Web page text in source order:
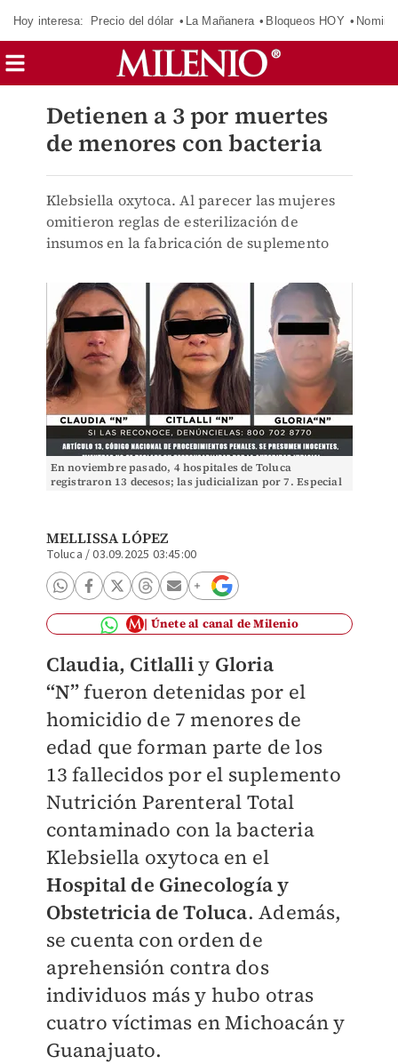
Hoy interesa: Precio del dólar La Mañanera Bloqueos HOY
Detienen a 3 por muertes
de menores con bacteria
Klebsiella oxytoca. Al parecer las mujeres
omitieron reglas de esterilización de
insumos en la fabricación de suplemento
En noviembre pasado, 4 hospitales de Toluca
registraron 13 decesos; las judicializan por 7. Especial
MELLISSA LÓPEZ
Toluca /03.09.2025 03:45:00
Únete al canal de Milenio
Claudia, Citlalliy Gloria
“N”fueron detenidas por el
homicidio de 7 menores de
edad que forman parte de los
13 fallecidos por el suplemento
Nutrición Parenteral Total
contaminado con la bacteria
Klebsiella oxytoca en el
Hospital de Ginecología y
Obstetricia de Toluca. Además,
se cuenta con orden de
aprehensión contra dos
individuos más y hubo otras
cuatro víctimas en Michoacán y
Guanajuato.